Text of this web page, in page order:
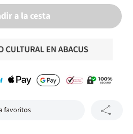
a la cesta
favoritos